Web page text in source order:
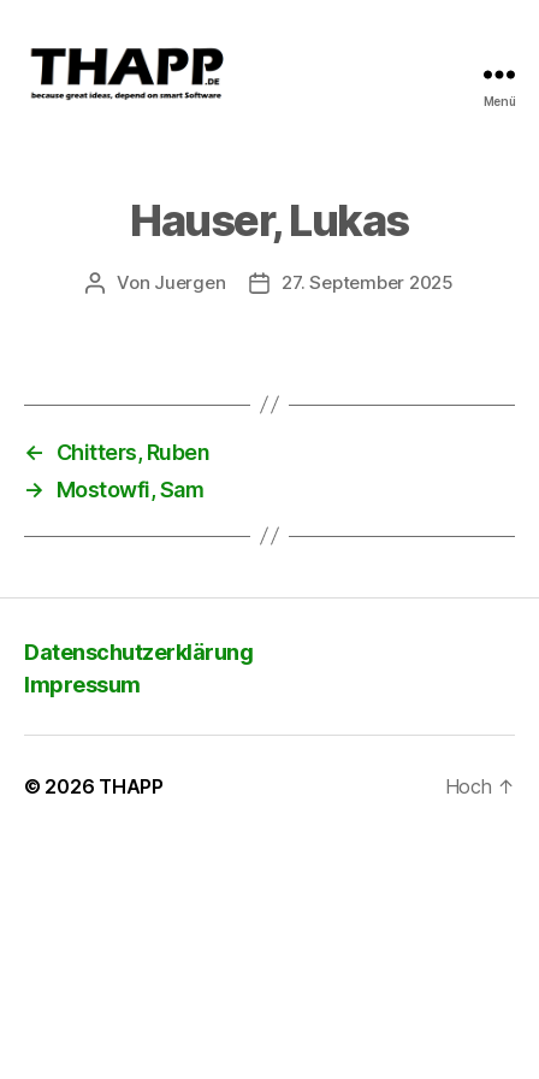
Menü
Hauser, Lukas
Beitragsautor
Von Juergen Beitragsdatum
27. September 2025
←
Chitters, Ruben
→
Mostowfi, Sam
Datenschutzerklärung
Impressum
© 2026 THAPP Hoch ↑